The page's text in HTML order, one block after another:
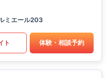
ミエール203
ト 体験・相談予約